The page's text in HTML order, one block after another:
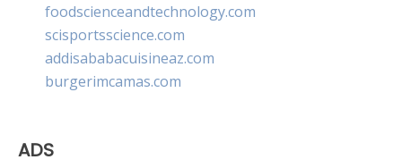
foodscienceandtechnology.com
scisportsscience.com
addisababacuisineaz.com
burgerimcamas.com
ADS